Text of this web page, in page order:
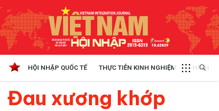
HỘI NHẬP QUỐC TẾ THỰC TIỄN KINH NGHIỆM CHÍNH
Đau xương khớp